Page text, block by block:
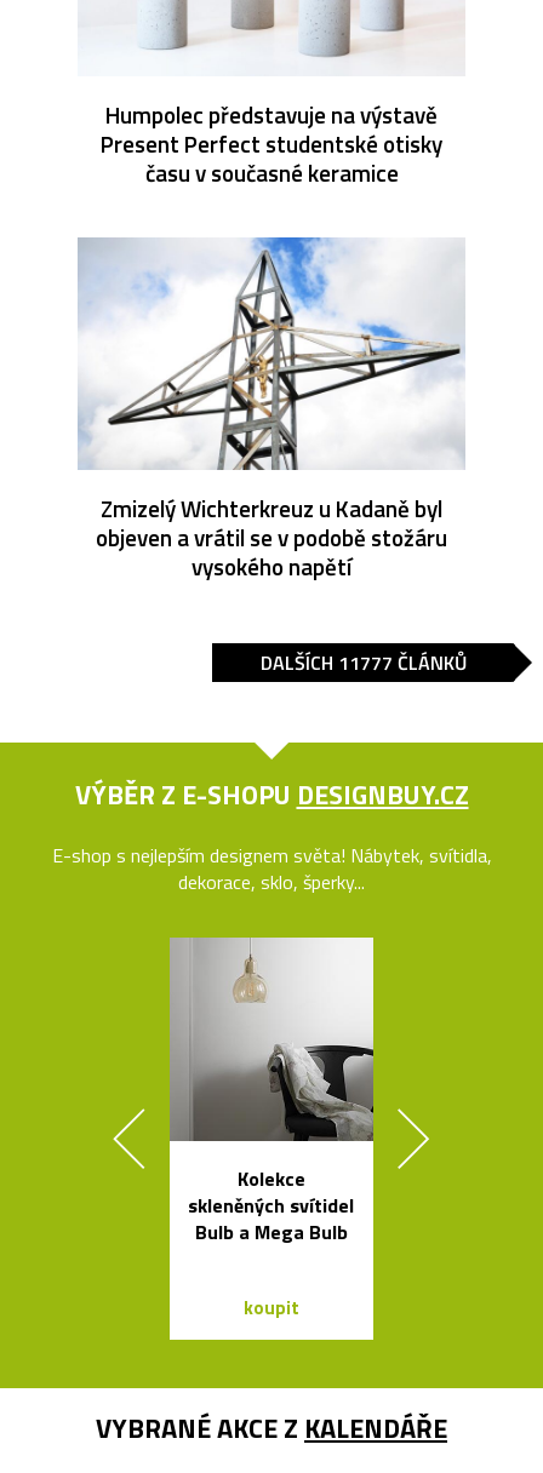
Humpolec představuje na výstavě
Present Perfect studentské otisky
času v současné keramice
Zmizelý Wichterkreuz u Kadaně byl
objeven a vrátil se v podobě stožáru
vysokého napětí
DALŠÍCH 11777 ČLÁNKŮ
VÝBĚR Z E-SHOPU DESIGNBUY.CZ
E-shop s nejlepším designem světa! Nábytek, svítidla,
dekorace, sklo, šperky...
Kolekce
skleněných svítidel
Bulb a Mega Bulb
koupit
VYBRANÉ AKCE Z KALENDÁŘE